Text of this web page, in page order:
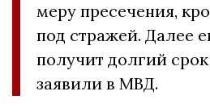
меру пресечения,
под стражей. Далее
получит долгий
заявили в МВД.